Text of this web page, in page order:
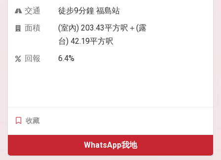
交通
徒步9分鐘 福島站
面積
(室內) 203.43平方呎＋(露
台) 42.19平方呎
回報
6.4%
收藏
WhatsApp我地